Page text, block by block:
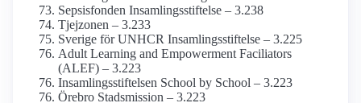
Sepsisfonden Insamlings­stiftelse – 3.238
Tjejzonen – 3.233
Sverige för UNHCR Insamlings­stiftelse – 3.225
Adult Learning and Empowerment Faciliators
(ALEF) – 3.223
Insamlings­stiftelsen School by School – 3.223
Örebro Stadsmission – 3.223